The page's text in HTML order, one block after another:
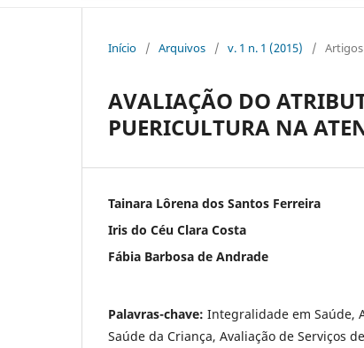
Início / Arquivos / v. 1 n. 1 (2015) / Artigos
AVALIAÇÃO DO
PUERICULTURA NA
Tainara Lôrena dos Santos Ferreira
Iris do Céu Clara Costa
Fábia Barbosa de Andrade
Palavras-chave: Integralidade em Saúde,
Saúde da Criança, Avaliação de Serviços